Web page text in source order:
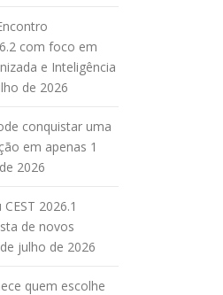
com foco em
e Inteligência
de 2026
conquistar uma
em apenas 1
2026
2026.1
de novos
julho de 2026
quem escolhe